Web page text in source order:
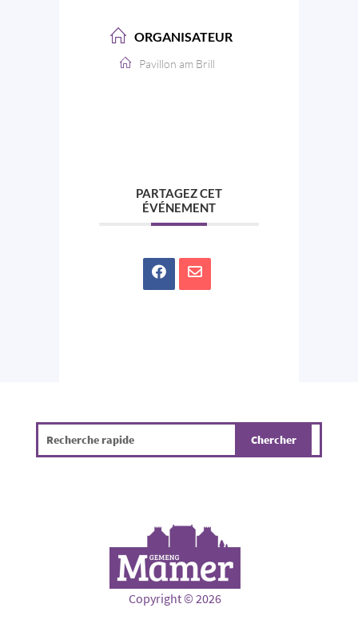
ORGANISATEUR
Pavillon am Brill
PARTAGEZ CET
ÉVÉNEMENT
Copyright © 2026